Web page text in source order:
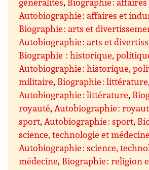
Autobiographie : affaires et
Biographie : arts et
Autobiographie : arts et
Biographie : historique,
Autobiographie : historique,
militaire, Biographie : littérature,
Autobiographie : littérature,
royauté,Autobiographie :
sport,Autobiographie : sport,
science, technologie et médecine
Autobiographie : science,
médecine, Biographie : religion